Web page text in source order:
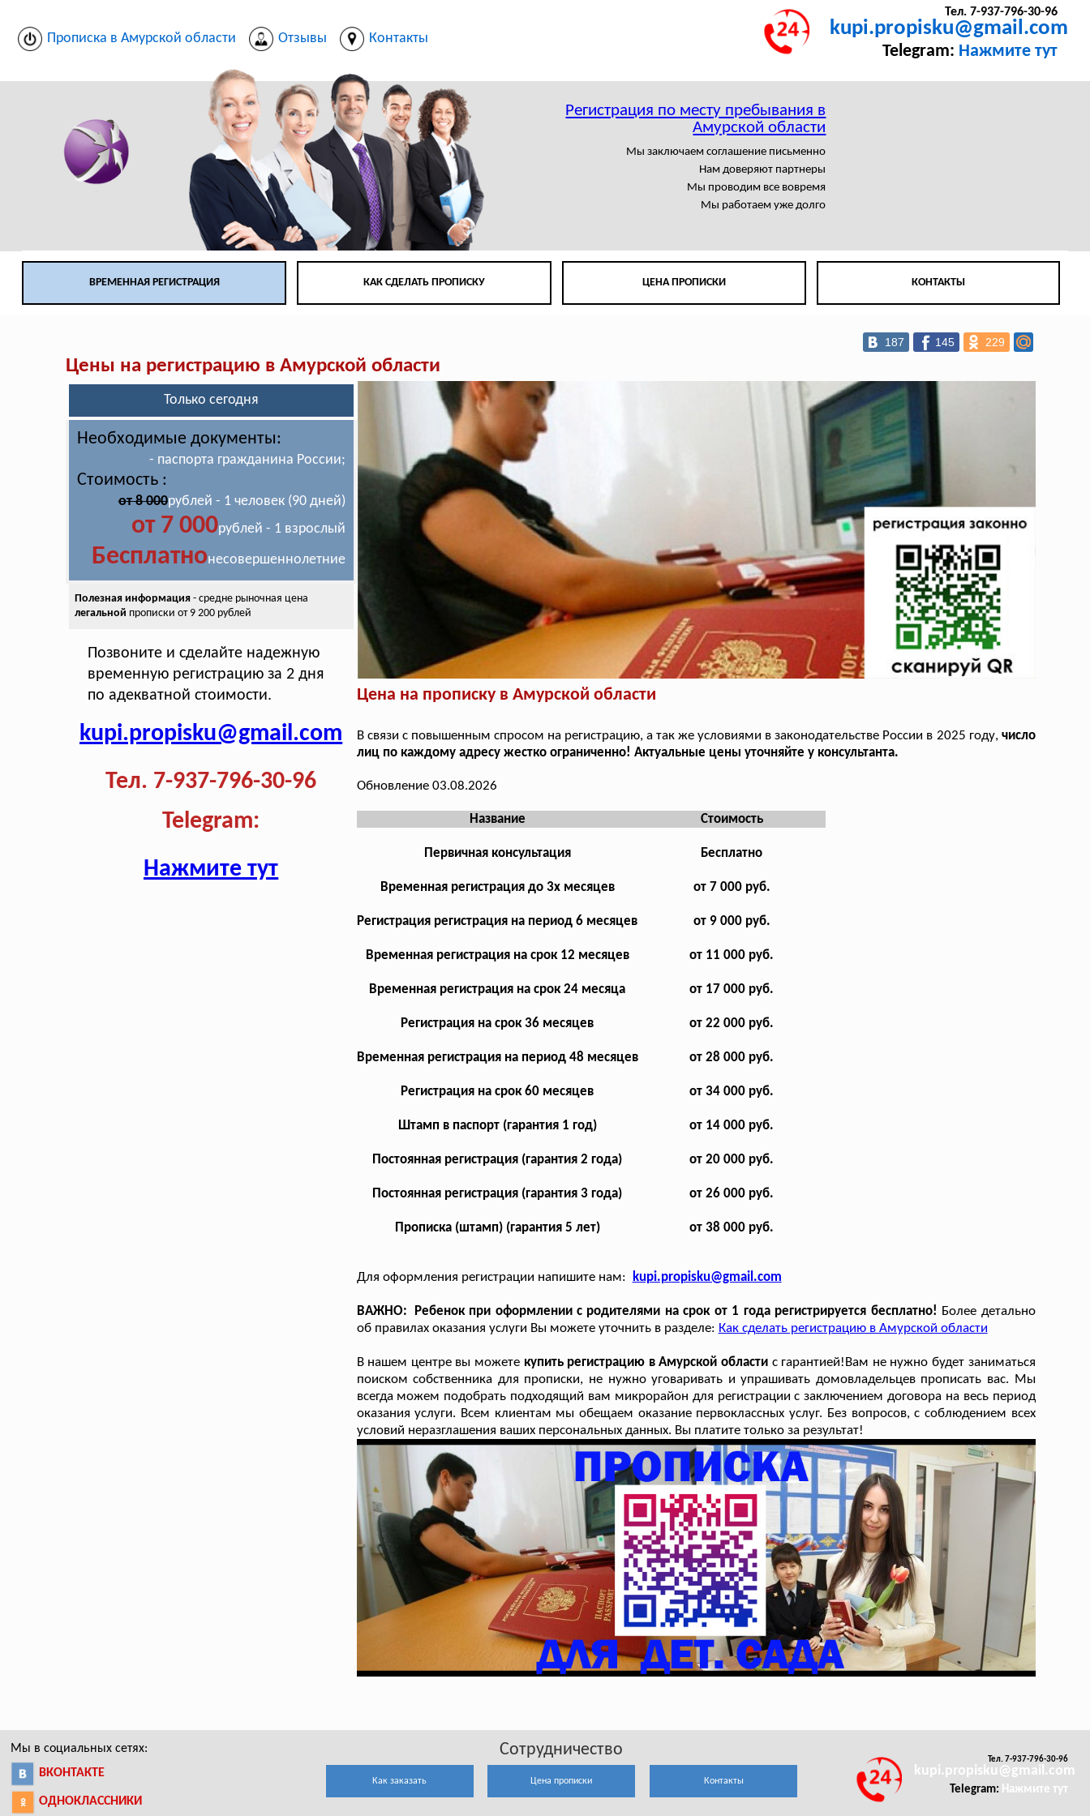
Прописка в Амурской области Отзывы Контакты
Тел. 7-937-796-30-96
kupi.propisku@gmail.com
Telegram: Нажмите тут
Регистрация по месту пребывания в
Амурской области
Мы заключаем соглашение письменно
Нам доверяют партнеры
Мы проводим все вовремя
Мы работаем уже долго
ВРЕМЕННАЯ РЕГИСТРАЦИЯ КАК СДЕЛАТЬ ПРОПИСКУ ЦЕНА ПРОПИСКИ КОНТАКТЫ
187 145 229
Цены на регистрацию в Амурской области
Только сегодня
Необходимые документы:
- паспорта гражданина России;
Стоимость :
от 8 000рублей - 1 человек (90 дней)
от 7 000рублей - 1 взрослый
Бесплатнонесовершеннолетние
Полезная информация- средне рыночная цена
легальной прописки от 9 200 рублей
Позвоните и сделайте надежную
временную регистрацию за 2 дня
по адекватной стоимости.
kupi.propisku@gmail.com
Тел. 7-937-796-30-96
Telegram:
Нажмите тут
Цена на прописку в Амурской области
В связи с повышенным спросом на регистрацию, а так же условиями в законодательстве России в 2025 году, число
лиц по каждому адресу жестко ограниченно! Актуальные цены уточняйте у консультанта.
Обновление 03.08.2026
Название Стоимость
Первичная консультация Бесплатно
Временная регистрация до 3х месяцев от 7 000 руб.
Регистрация регистрация на период 6 месяцев от 9 000 руб.
Временная регистрация на срок 12 месяцев от 11 000 руб.
Временная регистрация на срок 24 месяца от 17 000 руб.
Регистрация на срок 36 месяцев от 22 000 руб.
Временная регистрация на период 48 месяцев от 28 000 руб.
Регистрация на срок 60 месяцев от 34 000 руб.
Штамп в паспорт (гарантия 1 год) от 14 000 руб.
Постоянная регистрация (гарантия 2 года) от 20 000 руб.
Постоянная регистрация (гарантия 3 года) от 26 000 руб.
Прописка (штамп) (гарантия 5 лет) от 38 000 руб.
Для оформления регистрации напишите нам: kupi.propisku@gmail.com
ВАЖНО: Ребенок при оформлении с родителями на срок от 1 года регистрируется бесплатно! Более детально
об правилах оказания услуги Вы можете уточнить в разделе: Как сделать регистрацию в Амурской области
В нашем центре вы можете купить регистрацию в Амурской области с гарантией!Вам не нужно будет заниматься
поиском собственника для прописки, не нужно уговаривать и упрашивать домовладельцев прописать вас. Мы
всегда можем подобрать подходящий вам микрорайон для регистрации с заключением договора на весь период
оказания услуги. Всем клиентам мы обещаем оказание первоклассных услуг. Без вопросов, с соблюдением всех
условий неразглашения ваших персональных данных. Вы платите только за результат!
Мы в социальных сетях:
ВКОНТАКТЕ
ОДНОКЛАССНИКИ
Сотрудничество
Как заказать Цена прописки Контакты
Тел. 7-937-796-30-96
kupi.propisku@gmail.com
Telegram: Нажмите тут